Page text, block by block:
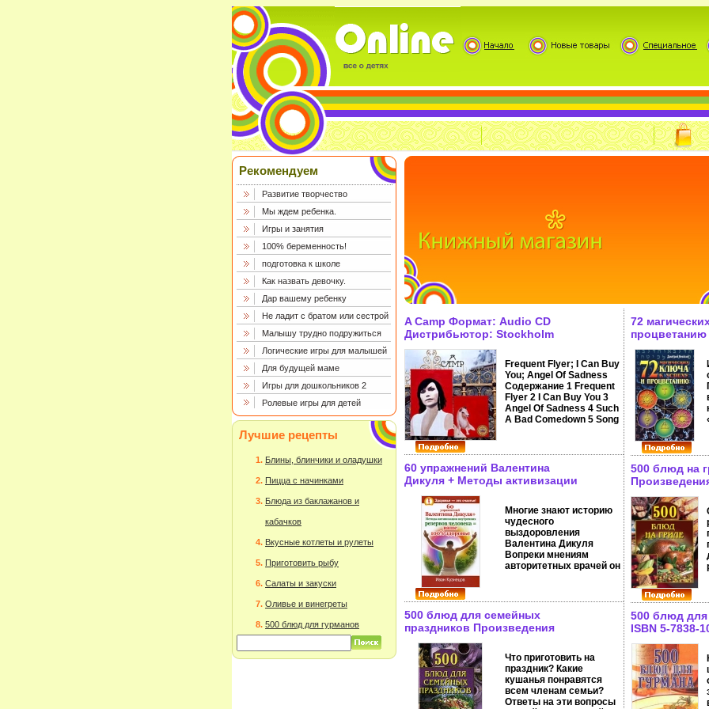
Рекомендуем
Развитие творчество
Мы ждем ребенка.
Игры и занятия
100% беременность!
подготовка к школе
Как назвать девочку.
Дар вашему ребенку
Не ладит с братом или сестрой
Малышу трудно подружиться
Логические игры для малышей
Для будущей маме
Игры для дошкольников 2
Ролевые игры для детей
Лучшие рецепты
Блины, блинчики и оладушки
Пицца с начинками
Блюда из баклажанов и
кабачков
Вкусные котлеты и рулеты
Приготовить рыбу
Салаты и закуски
Оливье и винегреты
500 блюд для гурманов
A Camp Формат: Audio CD
Дистрибьютор: Stockholm
Records Лицензионные товары
Характеристики
аудионосителей Альбом инфо
11688h.
Frequent Flyer; I Can Buy
You; Angel Of Sadness
Содержание 1 Frequent
Flyer 2 I Can Buy You 3
Angel Of Sadness 4 Such
A Bad Comedown 5 Song
Hафомгard As A Stone 8
Algebra 9 Silent Night 10
The Same Old Song 11
The Oddness Of The Lord
The Bluest Eyes In Texas
14 Elephant.
60 упражнений Валентина
Дикуля + Методы активизации
внутренних резервов человека
= ваше 100% здоровье Серия:
Здоровье - это счастье! инфо
8884h.
Многие знают историю
чудесного
выздоровления
Валентина Дикуля
Вопреки мнениям
авторитетных врачей он
тяжелейшей травмы, но
и стать знаменитым
силовым жонглером
Успех Дикуля –афлно
комплекс физических
упражнений и
безграничная вера в
победу Эта книга
поможет вам пройти
500 блюд для семейных
праздников Произведения
Пользователям
осуществляется ООО "ЛитРес"
инфо 8549h.
Что приготовить на
праздник? Какие
кушанья понравятся
всем членам семьи?
Ответы на эти вопросы
72
тайна инфо
500 блюд на
инфо 8550h.
500 блюд для
ISBN 5-7838-